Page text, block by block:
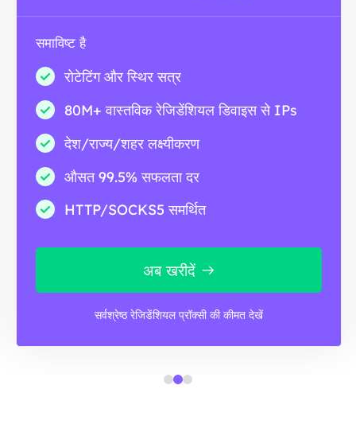
समाविष्ट है
रोटेटिंग और स्थिर सत्र
80M+ वास्तविक रेजिडेंशियल डिवाइस से IPs
देश/राज्य/शहर लक्ष्यीकरण
औसत 99.5% सफलता दर
HTTP/SOCKS5 समर्थित
अब खरीदें
सर्वश्रेष्ठ रेजिडेंशियल प्रॉक्सी की कीमत देखें